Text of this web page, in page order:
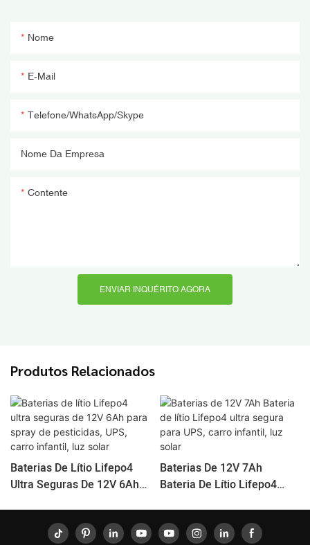
Nome
E-Mail
Telefone/WhatsApp/Skype
Nome Da Empresa
Contente
ENVIAR INQUÉRITO AGORA
Produtos Relacionados
Baterias De Lítio Lifepo4
Ultra Seguras De 12V 6Ah
Baterias De 12V 7Ah
Bateria De Lítio Lifepo4